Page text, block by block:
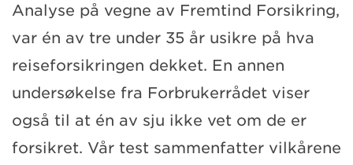
Analyse på vegne av Fremtind Forsikring,
var én av tre under 35 år usikre på hva
reiseforsikringen dekket. En annen
undersøkelse fra Forbrukerrådet viser
også til at én av sju ikke vet om de er
forsikret. Vår test sammenfatter vilkårene